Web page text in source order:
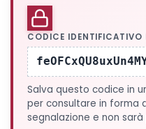
CODICE IDENTIFICATIVO
Salva questo codice in
per consultare in forma
segnalazione e non